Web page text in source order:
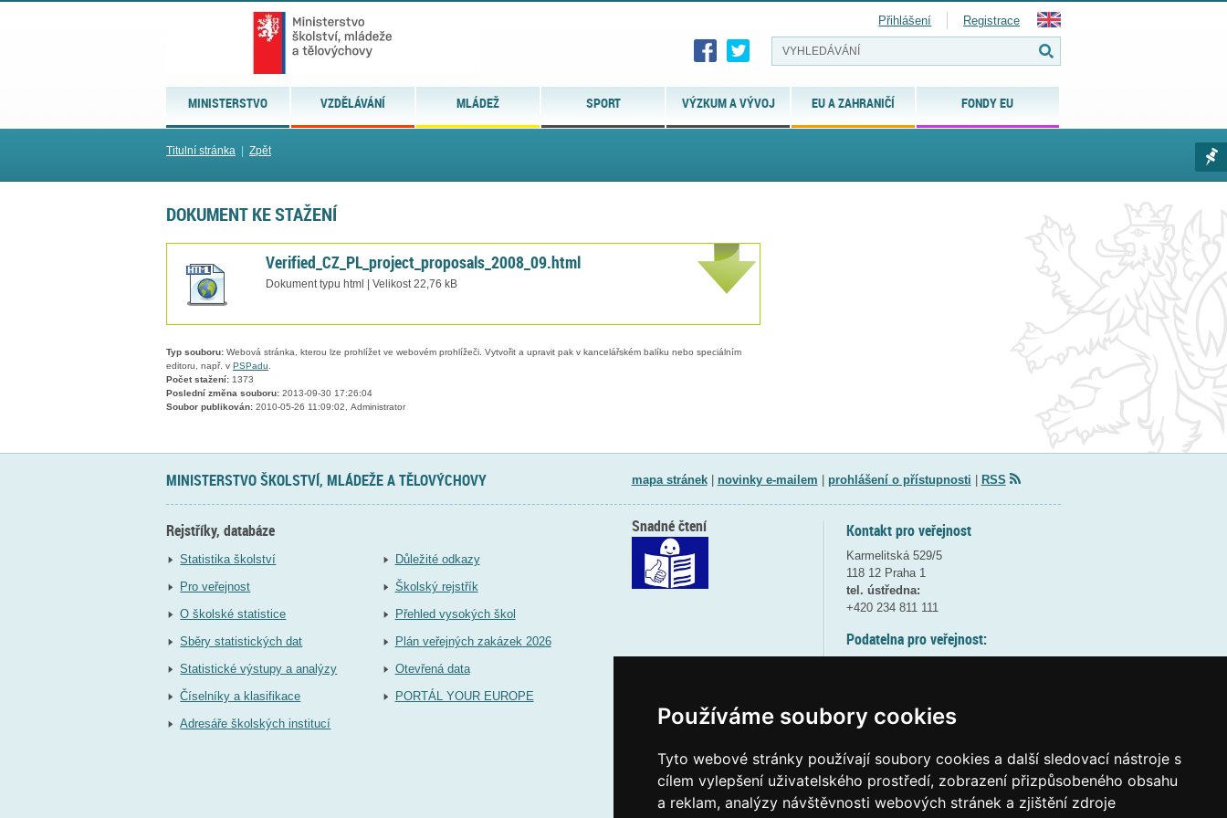
Používáme soubory cookies
Tyto webové stránky používají soubory cookies a další sledovací nástroje s
cílem vylepšení uživatelského prostředí, zobrazení přizpůsobeného obsahu
a reklam, analýzy návštěvnosti webových stránek a zjištění zdroje
MINISTERSTVO VZDĚLÁVÁNÍ MLÁDEŽ SPORT VÝZKUM A VÝVOJ EU A ZAHRANIČÍ FONDY EU
Přihlášení Registrace
Titulní stránka Zpět
DOKUMENT KE STAŽENÍ
Verified_CZ_PL_project_proposals_2008_09.html
Dokument typu html | Velikost 22,76 kB
Typ souboru: Webová stránka, kterou lze prohlížet ve webovém prohlížeči. Vytvořit a upravit pak v kancelářském balíku nebo speciálním
editoru, např. v PSPadu.
Počet stažení: 1373
Poslední změna souboru: 2013-09-30 17:26:04
Soubor publikován: 2010-05-26 11:09:02, Administrator
MINISTERSTVO ŠKOLSTVÍ, MLÁDEŽE A TĚLOVÝCHOVY mapa stránek| novinky e-mailem prohlášení o přístupnosti RSS
Rejstříky, databáze
Statistika školství
Pro veřejnost
O školské statistice
Sběry statistických dat
Statistické výstupy a analýzy
Číselníky a klasifikace
Adresáře školských institucí
Důležité odkazy
Školský rejstřík
Přehled vysokých škol
Plán veřejných zakázek 2026
Otevřená data
PORTÁL YOUR EUROPE
Kontakt pro veřejnost
Karmelitská 529/5
118 12 Praha 1
tel. ústředna:
+420 234 811 111
Podatelna pro veřejnost:
(více informací
Elektronická podatelna:
posta@msmtgov cz
Snadné čtení